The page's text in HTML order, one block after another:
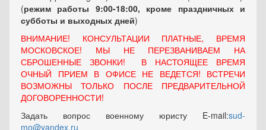
(режим работы 9:00-18:00, кроме праздничных и
субботы и выходных дней)
ВНИМАНИЕ! КОНСУЛЬТАЦИИ ПЛАТНЫЕ, ВРЕМЯ
МОСКОВСКОЕ! МЫ НЕ ПЕРЕЗВАНИВАЕМ НА
СБРОШЕННЫЕ ЗВОНКИ! В НАСТОЯЩЕЕ ВРЕМЯ
ОЧНЫЙ ПРИЕМ В ОФИСЕ НЕ ВЕДЕТСЯ! ВСТРЕЧИ
ВОЗМОЖНЫ ТОЛЬКО ПОСЛЕ ПРЕДВАРИТЕЛЬНОЙ
ДОГОВОРЕННОСТИ!
Задать вопрос военному юристу E-mail:sud-
mo@yandex.ru